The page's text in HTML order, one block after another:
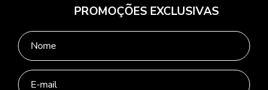
PROMOÇÕES EXCLUSIVAS